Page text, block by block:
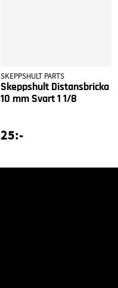
SKEPPSHULT PARTS
Skeppshult Distansbricka
10 mm Svart 1 1/8
25:-